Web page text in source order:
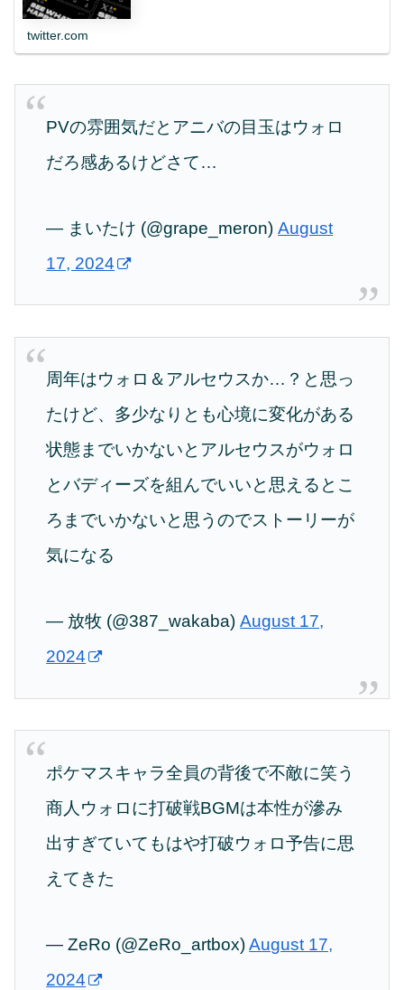
twitter.com
PVの雰囲気だとアニバの目玉はウォロ
だろ感あるけどさて…
— まいたけ (@grape_meron)August
17, 2024
周年はウォロ＆アルセウスか…？と思っ
たけど、多少なりとも心境に変化がある
状態までいかないとアルセウスがウォロ
とバディーズを組んでいいと思えるとこ
ろまでいかないと思うのでストーリーが
気になる
— 放牧 (@387_wakaba)August 17,
2024
ポケマスキャラ全員の背後で不敵に笑う
商人ウォロに打破戦BGMは本性が滲み
出すぎていてもはや打破ウォロ予告に思
えてきた
— ZeRo (@ZeRo_artbox)August 17,
2024